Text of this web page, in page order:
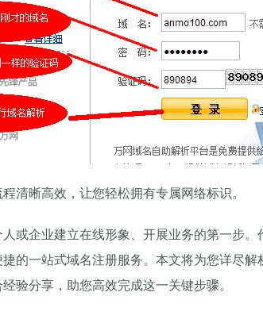
清晰高效，让您轻松拥有专属网络标识。
或企业建立在线形象、开展业务的第一步
的一站式域名注册服务。本文将为您详尽
验分享，助您高效完成这一关键步骤。